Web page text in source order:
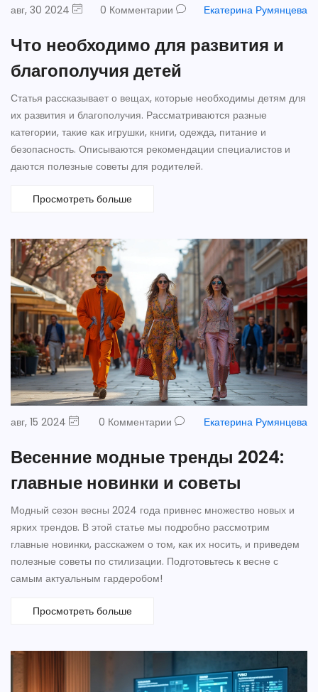
авг, 30 2024 0 Комментарии Екатерина Румянцева
Что необходимо для развития и
благополучия детей
Статья рассказывает о вещах, которые необходимы детям для
их развития и благополучия. Рассматриваются разные
категории, такие как игрушки, книги, одежда, питание и
безопасность. Описываются рекомендации специалистов и
даются полезные советы для родителей.
Просмотреть больше
авг, 15 2024 0 Комментарии Екатерина Румянцева
Весенние модные тренды 2024:
главные новинки и советы
Модный сезон весны 2024 года привнес множество новых и
ярких трендов. В этой статье мы подробно рассмотрим
главные новинки, расскажем о том, как их носить, и приведем
полезные советы по стилизации. Подготовьтесь к весне с
самым актуальным гардеробом!
Просмотреть больше